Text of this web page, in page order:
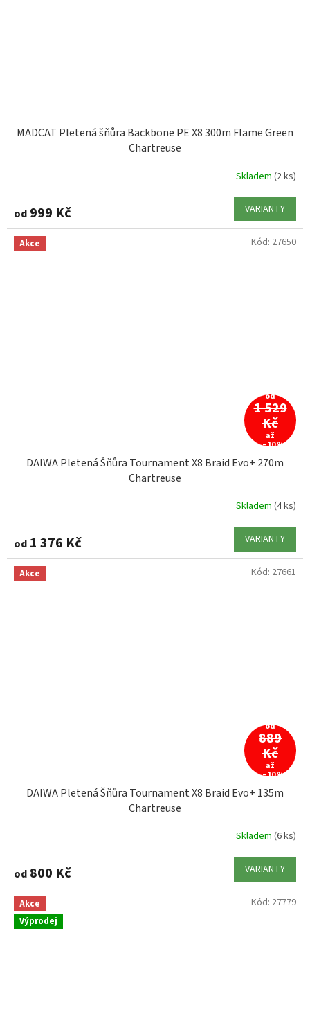
MADCAT Pletená šňůra Backbone PE X8 300m Flame Green
Chartreuse
Skladem (2 ks)
od 999 Kč VARIANTY
Akce
od
1 529
Kč
až
–10 %
DAIWA Pletená Šňůra Tournament X8 Braid Evo+ 270m
Chartreuse
Skladem (4 ks)
od 1 376 Kč VARIANTY
Kód: 27650
Akce
od
889
Kč
až
–10 %
DAIWA Pletená Šňůra Tournament X8 Braid Evo+ 135m
Chartreuse
Skladem (6 ks)
od 800 Kč VARIANTY
Kód: 27661
Akce
Výprodej
Kód: 27779